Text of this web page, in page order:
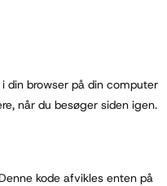
din browser på din computer
når du besøger siden igen.
kode afvikles enten på